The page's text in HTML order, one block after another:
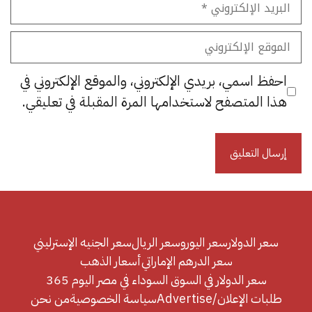
الإلكتروني
الموقع
الإلكتروني
احفظ اسمي، بريدي الإلكتروني، والموقع الإلكتروني في
هذا المتصفح لاستخدامها المرة المقبلة في تعليقي.
سعر الدولارسعر اليوروسعر الريالسعر الجنيه الإسترليني
سعر الدرهم الإماراتيأسعار الذهب
سعر الدولار في السوق السوداء في مصر اليوم 365
طلبات الإعلان/Advertise
سياسة الخصوصيةمن نحن